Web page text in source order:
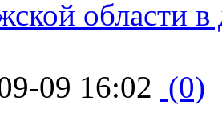
области в
09 16:02 (0)